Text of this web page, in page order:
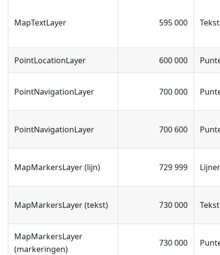
MapTextLayer 595 000 Tekst
PointLocationLayer 600 000
PointNavigationLayer 700 000
PointNavigationLayer 700 600
MapMarkersLayer (lijn) 729 999
MapMarkersLayer (tekst) 730 000 Tekst
MapMarkersLayer
(markeringen)
730 000